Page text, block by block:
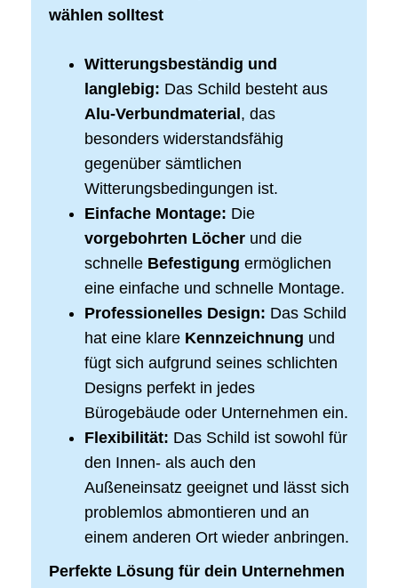
wählen solltest
Witterungsbeständig und
langlebig: Das Schild besteht aus
Alu-Verbundmaterial, das
besonders widerstandsfähig
gegenüber sämtlichen
Witterungsbedingungen ist.
Einfache Montage: Die
vorgebohrten Löcher und die
schnelle Befestigung ermöglichen
eine einfache und schnelle Montage.
Professionelles Design: Das Schild
hat eine klare Kennzeichnung und
fügt sich aufgrund seines schlichten
Designs perfekt in jedes
Bürogebäude oder Unternehmen ein.
Flexibilität: Das Schild ist sowohl für
den Innen- als auch den
Außeneinsatz geeignet und lässt sich
problemlos abmontieren und an
einem anderen Ort wieder anbringen.
Perfekte Lösung für dein Unternehmen